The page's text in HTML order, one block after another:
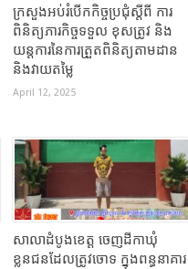
ក្រសួងអប់រំបើកកិច្ចប្រជុំស្តីពី ការ
ពិនិត្យភារកិច្ចទទួល ខុសត្រូវ និង
យន្តការនៃការត្រួតពិនិត្យតាមដាន
និងវាយតម្លៃ
April 12, 2025
សាលាដំបូងខេត្ត ចេញដីកាឃុំ
ខ្លួនជនដែលត្រូវចោទ ក្នុងពន្ធនាគារ